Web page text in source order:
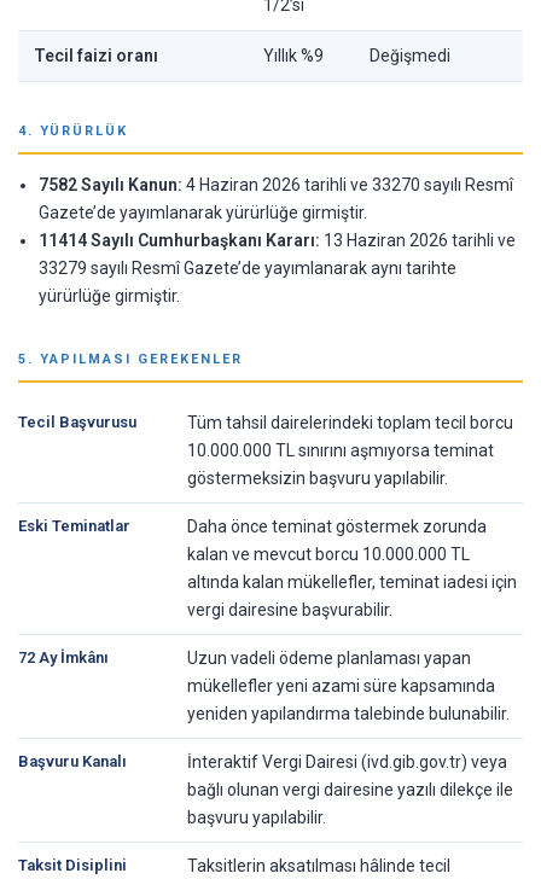
1/2’si
Tecil faizi oranı Yıllık %9 Değişmedi
4. YÜRÜRLÜK
7582 Sayılı Kanun: 4 Haziran 2026 tarihli ve 33270 sayılı Resmî
Gazete’de yayımlanarak yürürlüğe girmiştir.
11414 Sayılı Cumhurbaşkanı Kararı: 13 Haziran 2026 tarihli ve
33279 sayılı Resmî Gazete’de yayımlanarak aynı tarihte
yürürlüğe girmiştir.
5. YAPILMASI GEREKENLER
Tecil Başvurusu
Tüm tahsil dairelerindeki toplam tecil borcu
10.000.000 TL sınırını aşmıyorsa teminat
göstermeksizin başvuru yapılabilir.
Eski Teminatlar
Daha önce teminat göstermek zorunda
kalan ve mevcut borcu 10.000.000 TL
altında kalan mükellefler, teminat iadesi için
vergi dairesine başvurabilir.
72 Ay İmkânı
Uzun vadeli ödeme planlaması yapan
mükellefler yeni azami süre kapsamında
yeniden yapılandırma talebinde bulunabilir.
Başvuru Kanalı
İnteraktif Vergi Dairesi (ivd.gib.gov.tr) veya
bağlı olunan vergi dairesine yazılı dilekçe ile
başvuru yapılabilir.
Taksit Disiplini
Taksitlerin aksatılması hâlinde tecil